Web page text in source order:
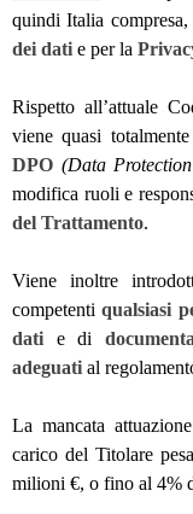
quindi Italia
dei dati e per la
Rispetto all’attuale
viene quasi
DPO (Data
modifica ruoli e
del Trattamento.
Viene inoltre
competentiqualsiasi
dati e di
adeguati al
La mancata
carico del Titolare
milioni €, o fino al 4%